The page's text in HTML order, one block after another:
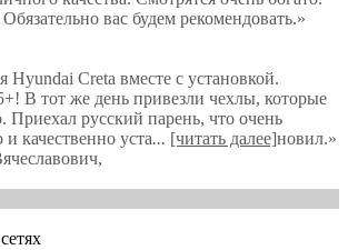
вас будем рекомендовать.»
Hyundai Creta вместе с установкой.
В тот же день привезли чехлы, которые
Приехал русский парень, что очень
качественно уста... [читать далее]новил.»
,